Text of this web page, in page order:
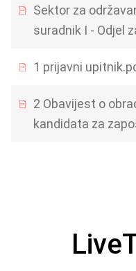
Sektor za
suradnik I - Odjel
1 prijavni
2 Obavijest o
kandidata za